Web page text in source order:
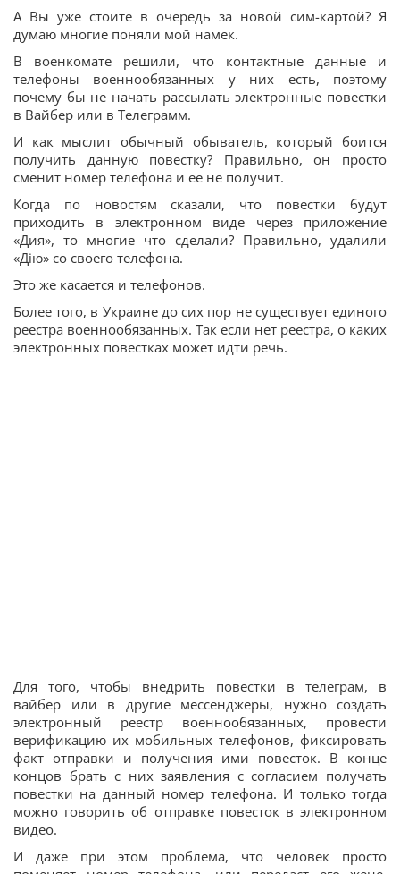
А Вы уже стоите в очередь за новой сим-картой? Я
думаю многие поняли мой намек.
В военкомате решили, что контактные данные и
телефоны военнообязанных у них есть, поэтому
почему бы не начать рассылать электронные повестки
в Вайбер или в Телеграмм.
И как мыслит обычный обыватель, который боится
получить данную повестку? Правильно, он просто
сменит номер телефона и ее не получит.
Когда по новостям сказали, что повестки будут
приходить в электронном виде через приложение
«Дия», то многие что сделали? Правильно, удалили
«Дію» со своего телефона.
Это же касается и телефонов.
Более того, в Украине до сих пор не существует единого
реестра военнообязанных. Так если нет реестра, о каких
электронных повестках может идти речь.
Для того, чтобы внедрить повестки в телеграм, в
вайбер или в другие мессенджеры, нужно создать
электронный реестр военнообязанных, провести
верификацию их мобильных телефонов, фиксировать
факт отправки и получения ими повесток. В конце
концов брать с них заявления с согласием получать
повестки на данный номер телефона. И только тогда
можно говорить об отправке повесток в электронном
видео.
И даже при этом проблема, что человек просто